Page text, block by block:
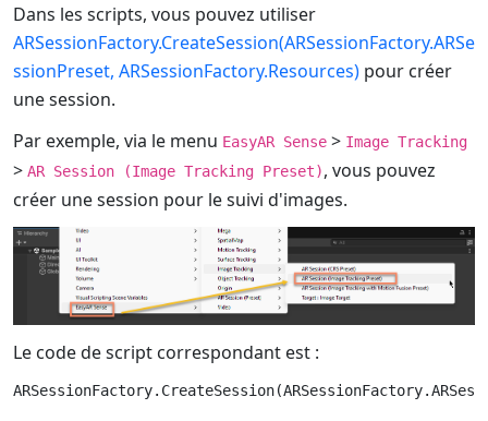
Dans les scripts, vous pouvez utiliser
ARSessionFactory.CreateSession(ARSessionFactory.ARSe
ssionPreset, ARSessionFactory.Resources) pour créer
une session.
Par exemple, via le menu EasyAR Sense > Image Tracking
> AR Session (Image Tracking Preset), vous pouvez
créer une session pour le suivi d'images.
Le code de script correspondant est :